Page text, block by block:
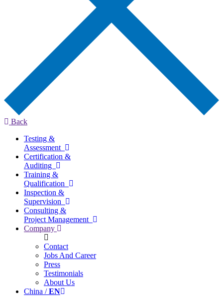
Back
Testing &
Assessment
Certification &
Auditing
Training &
Qualification
Inspection &
Supervision
Consulting &
Project Management
Company
Contact
Jobs And Career
Press
Testimonials
About Us
China /EN